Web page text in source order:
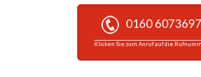
0160 6073697
Klicken Sie zum Anruf auf die